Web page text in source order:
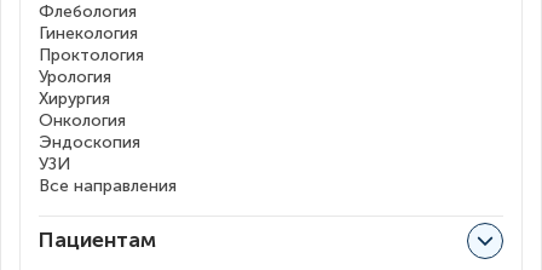
Флебология
Гинекология
Проктология
Урология
Хирургия
Онкология
Эндоскопия
УЗИ
Все направления
Пациентам